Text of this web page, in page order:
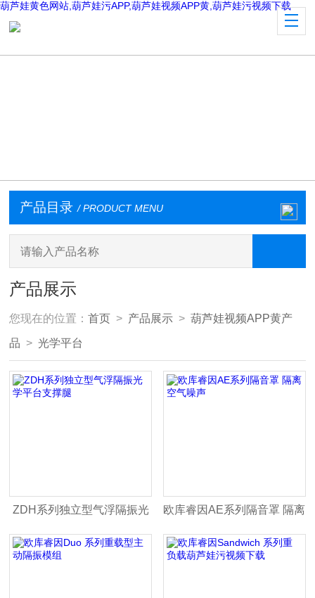
葫芦娃黄色网站,葫芦娃污APP,葫芦娃视频APP黄,葫芦娃污视频下载
产品目录 / PRODUCT MENU
产品展示
您现在的位置：首页 > 产品展示 >葫芦娃视频APP黄产
品 >光学平台
ZDH系列独立型气浮隔振光
学平台支撑腿
欧库睿因AE系列隔音罩 隔离
空气噪声